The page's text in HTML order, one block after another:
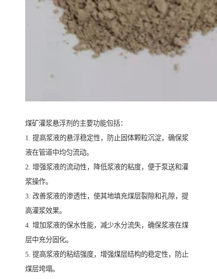
煤矿灌浆悬浮剂的主要功能包括：
1. 提高浆液的悬浮稳定性，防止固体颗粒沉淀，确保浆
液在管道中均匀流动。
2. 增强浆液的流动性，降低浆液的粘度，便于泵送和灌
浆操作。
3. 改善浆液的渗透性，使其地填充煤层裂隙和孔隙，提
高灌浆效果。
4. 增加浆液的保水性能，减少水分流失，确保浆液在煤
层中充分固化。
5. 提高浆液的粘结强度，增强煤层结构的稳定性，防止
煤层垮塌。